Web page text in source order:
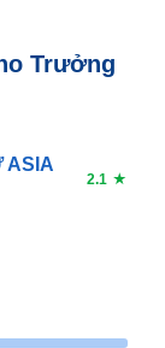
Trưởng
ASIA
2.1 ★